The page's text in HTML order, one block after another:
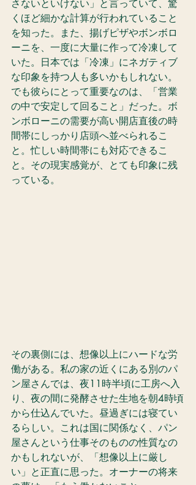
さないといけない」と言っていて、驚
くほど細かな計算が行われていること
を知った。また、揚げピザやボンボロ
ーニを、一度に大量に作って冷凍して
いた。日本では「冷凍」にネガティブ
な印象を持つ人も多いかもしれない。
でも彼らにとって重要なのは、「営業
の中で安定して回ること」だった。ボ
ンボローニの需要が高い開店直後の時
間帯にしっかり店頭へ並べられるこ
と。忙しい時間帯にも対応できるこ
と。その現実感覚が、とても印象に残
っている。
その裏側には、想像以上にハードな労
働がある。私の家の近くにある別のパ
ン屋さんでは、夜11時半頃に工房へ入
り、夜の間に発酵させた生地を朝4時頃
から仕込んでいた。昼過ぎには寝てい
るらしい。これは国に関係なく、パン
屋さんという仕事そのものの性質なの
かもしれないが、「想像以上に厳し
い」と正直に思った。オーナーの将来